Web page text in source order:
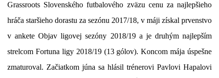
Grassroots Slovenského futbalového zväzu cenu za najlepšieho
hráča staršieho dorastu za sezónu 2017/18, v máji získal prvenstvo
v ankete Objav ligovej sezóny 2018/19 a je druhým najlepším
strelcom Fortuna ligy 2018/19 (13 gólov). Koncom mája úspešne
zmaturoval. Začiatkom júna sa hlásil trénerovi Pavlovi Hapalovi